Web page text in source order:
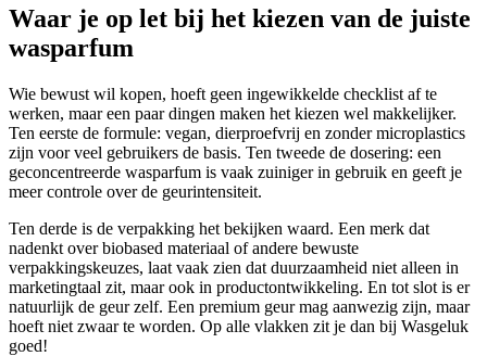
Waar je op let bij het kiezen van de juiste
wasparfum
Wie bewust wil kopen, hoeft geen ingewikkelde checklist af te
werken, maar een paar dingen maken het kiezen wel makkelijker.
Ten eerste de formule: vegan, dierproefvrij en zonder microplastics
zijn voor veel gebruikers de basis. Ten tweede de dosering: een
geconcentreerde wasparfum is vaak zuiniger in gebruik en geeft je
meer controle over de geurintensiteit.
Ten derde is de verpakking het bekijken waard. Een merk dat
nadenkt over biobased materiaal of andere bewuste
verpakkingskeuzes, laat vaak zien dat duurzaamheid niet alleen in
marketingtaal zit, maar ook in productontwikkeling. En tot slot is er
natuurlijk de geur zelf. Een premium geur mag aanwezig zijn, maar
hoeft niet zwaar te worden. Op alle vlakken zit je dan bij Wasgeluk
goed!